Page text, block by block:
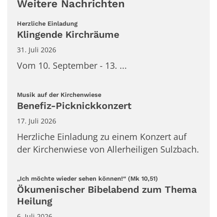
Weitere Nachrichten
Herzliche Einladung:
Klingende Kirchräume
31. Juli 2026
Vom 10. September - 13. ...
Musik auf der Kirchenwiese:
Benefiz-Picknickkonzert
17. Juli 2026
Herzliche Einladung zu einem Konzert auf
der Kirchenwiese von Allerheiligen Sulzbach.
„Ich möchte wieder sehen können!“ (Mk 10,51)
Ökumenischer Bibelabend zum Thema
Heilung